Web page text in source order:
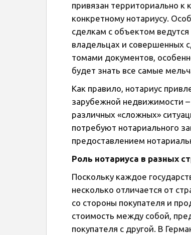
привязан территориально к
конкретному нотариусу.
сделкам с объектом
владельцах и совершенных
томами документов,
будет знать все самые
Как правило, нотариус
зарубежной недвижимости
различных «сложных»
потребуют нотариального
предоставлением
Роль нотариуса в разных
Поскольку каждое
несколько отличается от
со стороны покупателя и
стоимость между собой,
покупателя с другой. В